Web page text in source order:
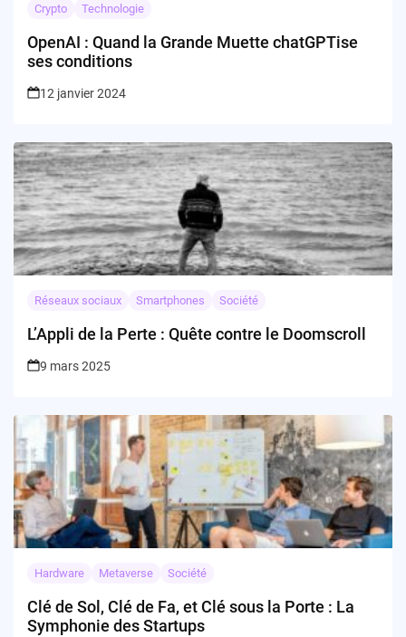
Crypto Technologie
OpenAI : Quand la Grande Muette chatGPTise
ses conditions
12 janvier 2024
Réseaux sociaux Smartphones Société
L’Appli de la Perte : Quête contre le Doomscroll
9 mars 2025
Hardware Metaverse Société
Clé de Sol, Clé de Fa, et Clé sous la Porte : La
Symphonie des Startups